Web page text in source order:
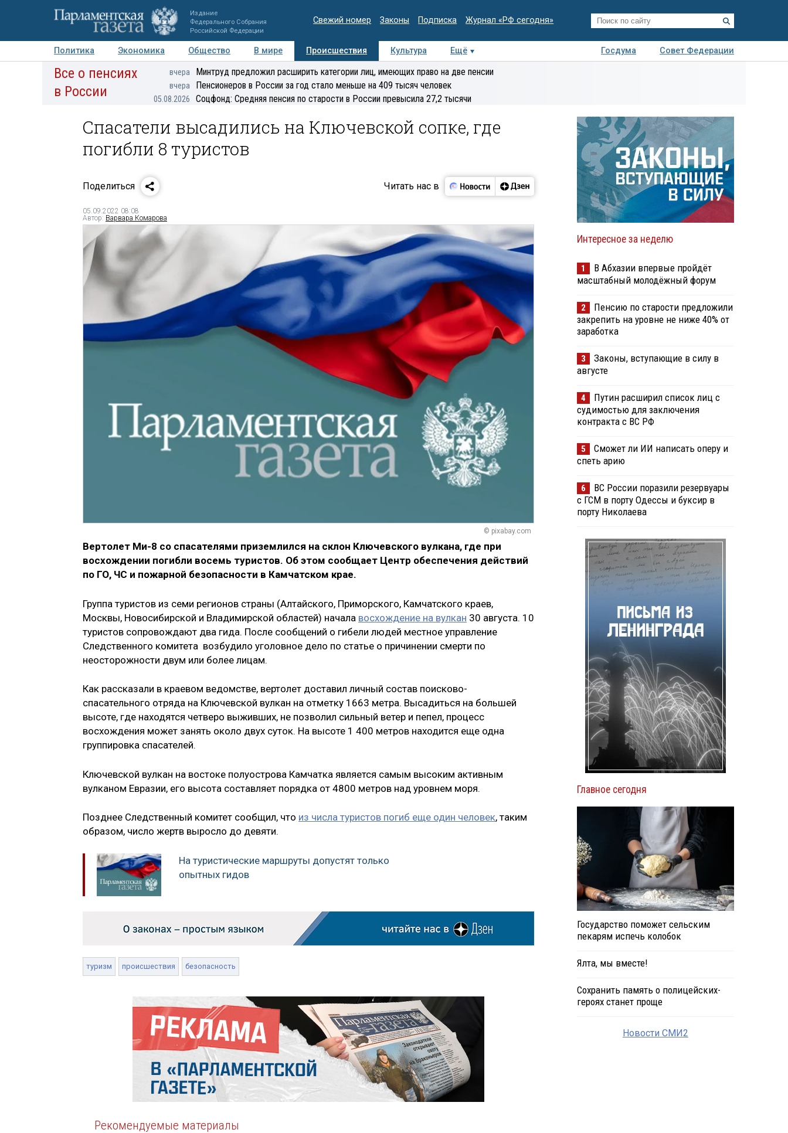
Издание
Федерального Собрания
Российской Федерации
Свежий номер Законы Подписка Журнал «РФ сегодня»
Политика Экономика Общество В мире Происшествия Культура Ещё Госдума
Совет Федерации
Авторы Персоны Мнения Регионы Медиацентр Интервью Колумнисты
Деловая
Все о пенсиях
в России
вчера Минтруд предложил расширить категории лиц, имеющих право на две пенсии
вчера Пенсионеров в России за год стало меньше на 409 тысяч человек
05.08.2026 Соцфонд: Средняя пенсия по старости в России превысила 27,2 тысячи
Спасатели высадились на Ключевской сопке, где
погибли 8 туристов
Поделиться Читать нас в
05.09.2022 08:08
Автор: Варвара Комарова
© pixabay.com
Вертолет Ми-8 со спасателями приземлился на склон Ключевского вулкана, где при
восхождении погибли восемь туристов. Об этом сообщает Центр обеспечения действий
по ГО, ЧС и пожарной безопасности в Камчатском крае.
Группа туристов из семи регионов страны (Алтайского, Приморского, Камчатского краев,
Москвы, Новосибирской и Владимирской областей) начала восхождение на вулкан 30 августа. 10
туристов сопровождают два гида. После сообщений о гибели людей местное управление
Следственного комитета возбудило уголовное дело по статье о причинении смерти по
неосторожности двум или более лицам.
Как рассказали в краевом ведомстве, вертолет доставил личный состав поисково-
спасательного отряда на Ключевской вулкан на отметку 1663 метра. Высадиться на большей
высоте, где находятся четверо выживших, не позволил сильный ветер и пепел, процесс
восхождения может занять около двух суток. На высоте 1 400 метров находится еще одна
группировка спасателей.
Ключевской вулкан на востоке полуострова Камчатка является самым высоким активным
вулканом Евразии, его высота составляет порядка от 4800 метров над уровнем моря.
Позднее Следственный комитет сообщил, что из числа туристов погиб еще один человек, таким
образом, число жертв выросло до девяти.
На туристические маршруты допустят только
опытных гидов
туризм происшествия безопасность
Рекомендуемые материалы
Интересное за неделю
1
В Абхазии впервые пройдёт
масштабный молодёжный форум
2
Пенсию по старости предложили
закрепить на уровне не ниже 40% от
заработка
3
Законы, вступающие в силу в
августе
4
Путин расширил список лиц с
судимостью для заключения
контракта с ВС РФ
5
Сможет ли ИИ написать оперу и
спеть арию
6
ВС России поразили резервуары
с ГСМ в порту Одессы и буксир в
порту Николаева
Главное сегодня
Государство поможет сельским
пекарям испечь колобок
Ялта, мы вместе!
Сохранить память о полицейских-
героях станет проще
Новости СМИ2